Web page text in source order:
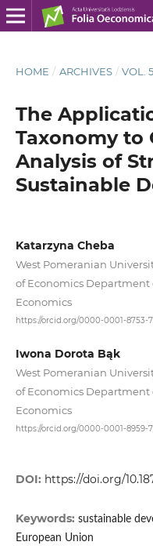
HOME / ARCHIVES / VOL.
The
Taxonomy to
Analysis of
Sustainable
Katarzyna Cheba
West Pomeranian
of Economics
Economics
https://orcid.org/0000-0001-8753-
Iwona Dorota Bąk
West Pomeranian
of Economics
Economics
https://orcid.org/0000-0001-8959-
DOI: https://doi.org/
Keywords: sustainable
European Union